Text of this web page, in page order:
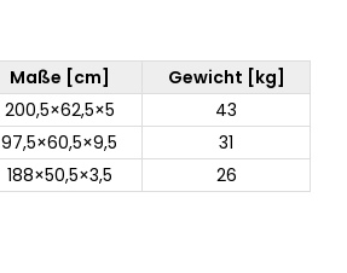
Maße [cm]
Gewicht [kg]
200,5×62,5×5
43
97,5×60,5×9,5
31
188×50,5×3,5 26